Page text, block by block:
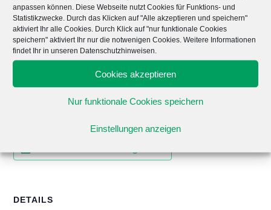
anpassen können. Diese Webseite nutzt Cookies für Funktions- und
Statistikzwecke. Durch das Klicken auf "Alle akzeptieren und speichern"
aktiviert Ihr alle Cookies. Durch Klick auf "nur funktionale Cookies
speichern" aktiviert Ihr nur die notwenigen Cookies. Weitere Informationen
findet Ihr in unseren Datenschutzhinweisen.
Cookies akzeptieren
Nur funktionale Cookies speichern
Einstellungen anzeigen
Alle Studierenden der Pharmazie sind herzlich
eingeladen.
Wann und wo?
Am 23.03. Um 20:15 Uhr auf Zoom.
https://zoom.us/j/99137379245
DETAILS